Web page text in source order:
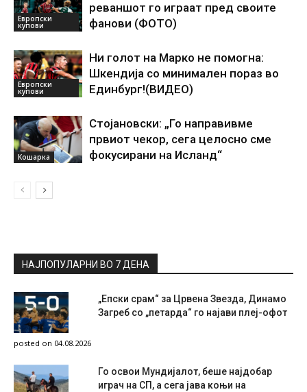
Европски
купови
реваншот го играат пред своите
фанови (ФОТО)
Европски
купови
Ни голот на Марко не помогна:
Шкендија со минимален пораз во
Единбург!(ВИДЕО)
Кошарка
Стојановски: „Го направивме
првиот чекор, сега целосно сме
фокусирани на Исланд“
НАЈПОПУЛАРНИ ВО 7 ДЕНА
„Епски срам“ за Црвена Звезда, Динамо
Загреб со „петарда“ го најави плеј-офот
posted on 04.08.2026
Го освои Мундијалот, беше најдобар
играч на СП, а сега јава коњи на